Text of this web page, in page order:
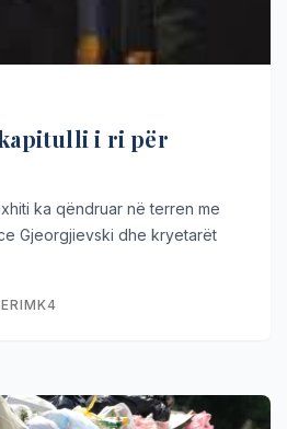
i ri për
ka qëndruar në terren me
Gjeorgjievski dhe kryetarët